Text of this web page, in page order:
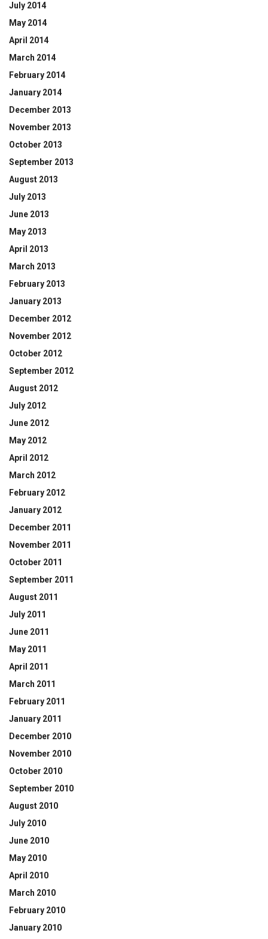
July 2014
May 2014
April 2014
March 2014
February 2014
January 2014
December 2013
November 2013
October 2013
September 2013
August 2013
July 2013
June 2013
May 2013
April 2013
March 2013
February 2013
January 2013
December 2012
November 2012
October 2012
September 2012
August 2012
July 2012
June 2012
May 2012
April 2012
March 2012
February 2012
January 2012
December 2011
November 2011
October 2011
September 2011
August 2011
July 2011
June 2011
May 2011
April 2011
March 2011
February 2011
January 2011
December 2010
November 2010
October 2010
September 2010
August 2010
July 2010
June 2010
May 2010
April 2010
March 2010
February 2010
January 2010